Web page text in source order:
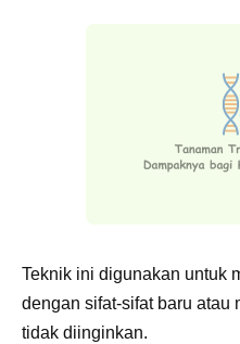
Teknik ini digunakan untuk
dengan sifat-sifat baru atau
tidak diinginkan.